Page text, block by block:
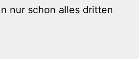
nur schon alles dritten